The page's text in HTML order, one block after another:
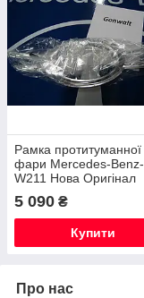
Рамка протитуманної
фари Mercedes-Benz-
W211 Нова Оригінал
5 090 ₴
Купити
Про нас